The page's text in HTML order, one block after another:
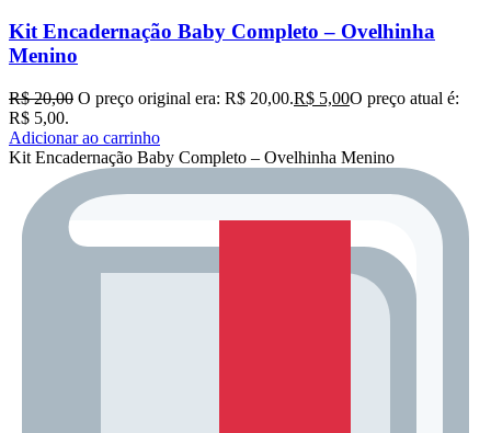
Kit Encadernação Baby Completo – Ovelhinha
Menino
R$20,00 O preço original era: R$ 20,00.R$ 5,00O preço atual é:
R$ 5,00.
Adicionar ao carrinho
Kit Encadernação Baby Completo – Ovelhinha Menino